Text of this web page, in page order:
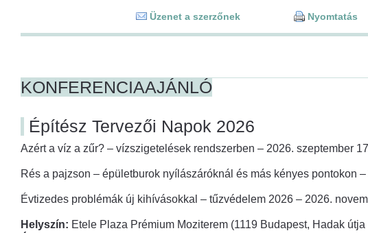
Üzenet a szerzőnek Nyomtatás
KONFERENCIAAJÁNLÓ
Építész Tervezői Napok 2026
Azért a víz a zűr? – vízszigetelések rendszerben – 2026. szeptember
Rés a pajzson – épületburok nyílászáróknál és más kényes pontokon
Évtizedes problémák új kihívásokkal – tűzvédelem 2026 – 2026.
Helyszín: Etele Plaza Prémium Moziterem (1119 Budapest, Hadak útja